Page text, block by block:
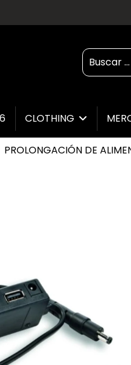
CLOTHING
PROLONGACIÓN DE